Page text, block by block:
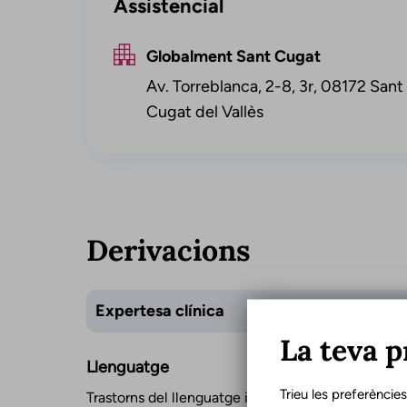
Assistencial
Globalment Sant Cugat
Av. Torreblanca, 2-8, 3r, 08172 Sant
Cugat del Vallès
Derivacions
Expertesa clínica
Llenguatge
Trastorns del llenguatge infantil
La teva
Trieu les